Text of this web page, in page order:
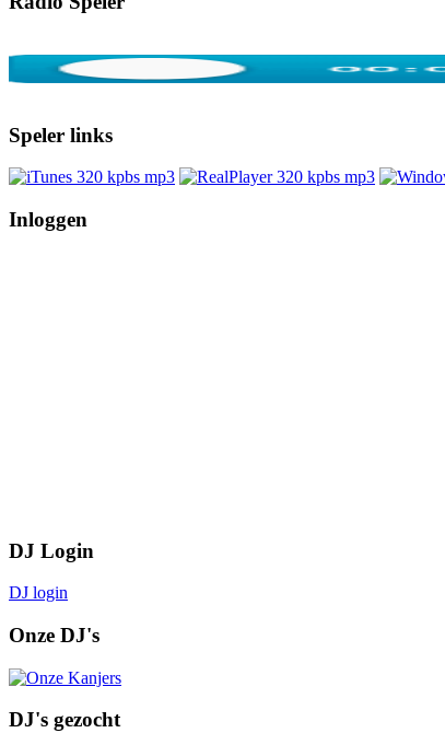
Speler links
Inloggen
DJ Login
DJ login
Onze DJ's
DJ's gezocht